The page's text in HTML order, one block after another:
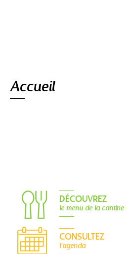
Accueil
DÉCOUVREZ
le menu de la cantine
CONSULTEZ
l'agenda